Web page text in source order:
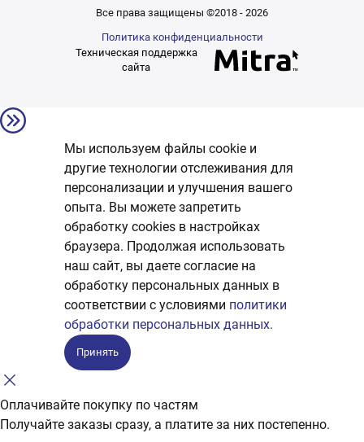
Все права защищены ©2018 - 2026
Политика конфиденциальности
Техническая поддержка
сайта
Мы используем файлы cookie и
другие технологии отслеживания для
персонализации и улучшения вашего
опыта. Вы можете запретить
обработку сookies в настройках
браузера. Продолжая использовать
наш сайт, вы даете согласие на
обработку персональных данных в
соответствии с условиями политики
обработки персональных данных.
Принять
Оплачивайте покупку по частям
Получайте заказы сразу, а платите за них постепенно.